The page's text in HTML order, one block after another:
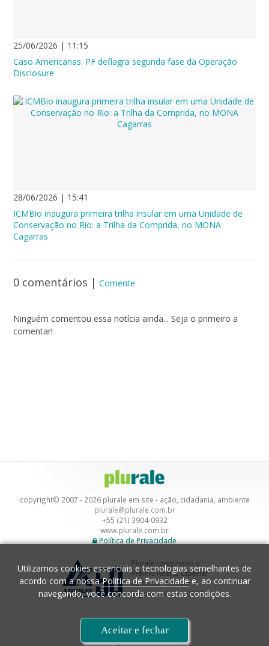
25/06/2026 | 11:15
Caso Americanas: PF deflagra segunda fase da Operação
Disclosure
28/06/2026 | 15:41
ICMBio inaugura primeira trilha insular em uma Unidade de
Conservação no Rio: a Trilha da Comprida, no MONA
Cagarras
0 comentários | Comente
Ninguém comentou essa notícia ainda... Seja o primeiro a
comentar!
copyright© 2007 - 2026 plurale em site - ação, cidadania, ambiente
plurale@plurale.com.br
+55 (21) 3904-0932
www.plurale.com.br
Política de Privacidade
Desenvolvimento
Utilizamos cookies essenciais e tecnologias semelhantes de
acordo com a nossaPolítica de Privacidadee, ao continuar
navegando, você concorda com estas condições.
Aceitar e fechar